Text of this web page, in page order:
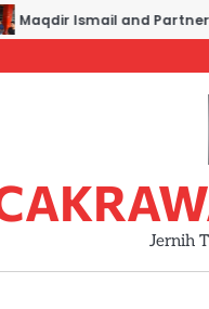
Ismail and Partners
Jernih